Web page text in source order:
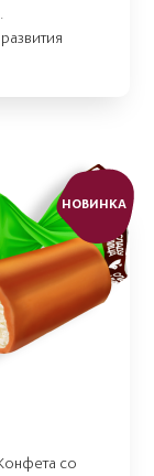
НОВИНКА
со